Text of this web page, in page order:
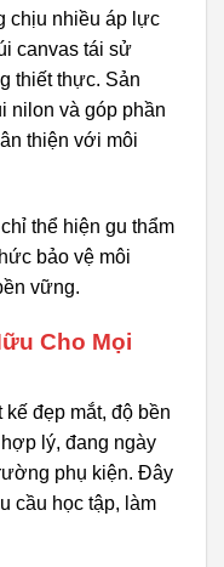
chịu nhiều áp lực
canvas tái sử
thiết thực. Sản
nilon và góp phần
thiện với môi
thể hiện gu thẩm
bảo vệ môi
vững.
Cho Mọi
đẹp mắt, độ bền
lý, đang ngày
phụ kiện. Đây
cầu học tập, làm